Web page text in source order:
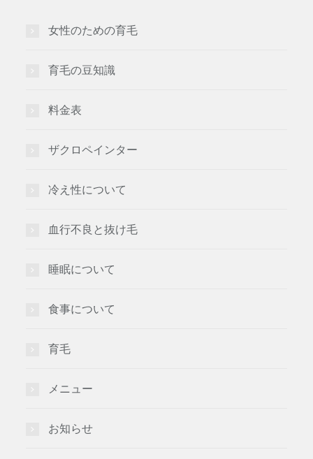
女性のための育毛
育毛の豆知識
料金表
ザクロペインター
冷え性について
血行不良と抜け毛
睡眠について
食事について
育毛
メニュー
お知らせ